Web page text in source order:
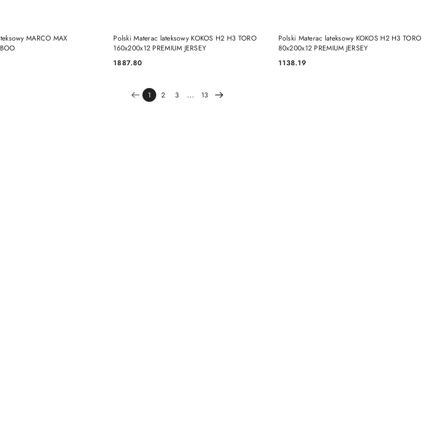
MARCO MAX
DO KOSZYKA
Polski Materac lateksowy KOKOS H2 H3 TORO
160x200x12 PREMIUM JERSEY
Cena:
1887.80
DO KOSZYKA
Polski Materac lateksowy KOKOS H2 H3 TORO
80x200x12 PREMIUM JERSEY
Cena:
1138.19
DO KOSZYKA
1 2 3 ... 13